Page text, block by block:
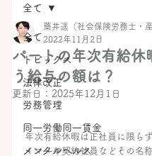
全て
トピックス
法律改正
労務管理
同一労働同一賃金
メンタルヘルス
全て
パートの年次有給休
う給与の額は？
藥井遥（社会保険労務士・
2022年11月2日
更新日： 2025年12月1日
年次有給休暇は正社員に限ら
イマ―や契約社員などその名称